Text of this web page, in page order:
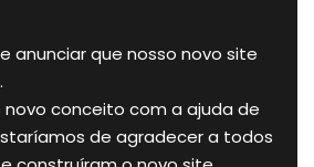
anunciar que nosso novo site
novo conceito com a ajuda de
de agradecer a todos